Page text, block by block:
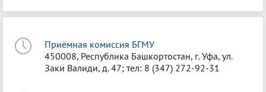
Приёмная комиссия БГМУ
450008, Республика Башкортостан, г. Уфа, ул.
Заки Валиди, д. 47; тел: 8 (347) 272-92-31